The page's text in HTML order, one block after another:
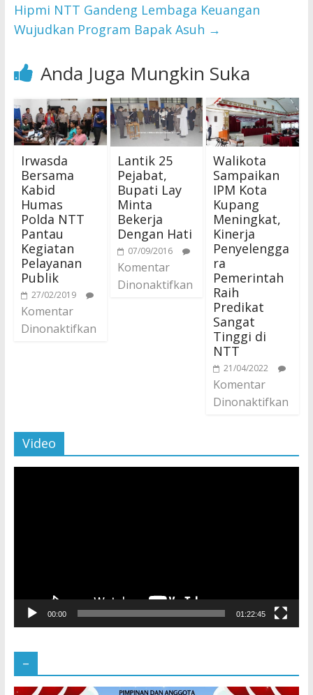
Hipmi NTT Gandeng Lembaga Keuangan
Wujudkan Program Bapak Asuh →
Anda Juga Mungkin Suka
Irwasda
Bersama
Kabid
Humas
Polda NTT
Pantau
Kegiatan
Pelayanan
Publik
27/02/2019
Komentar
Dinonaktifkan
Lantik 25
Pejabat,
Bupati Lay
Minta
Bekerja
Dengan Hati
07/09/2016
Komentar
Dinonaktifkan
Walikota
Sampaikan
IPM Kota
Kupang
Meningkat,
Kinerja
Penyelengga
ra
Pemerintah
Raih
Predikat
Sangat
Tinggi di
NTT
21/04/2022
Komentar
Dinonaktifkan
Video
00:00 01:22:45
–